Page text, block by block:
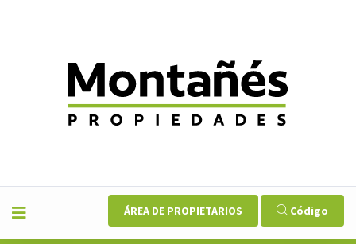
ÁREA DE PROPIETARIOS Código